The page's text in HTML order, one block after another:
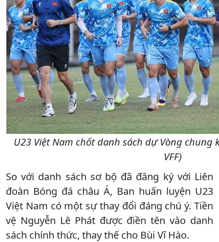
U23 Việt Nam chốt danh sách dự Vòng chung
VFF)
So với danh sách sơ bộ đã đăng ký với Liên
đoàn Bóng đá châu Á, Ban huấn luyện U23
Việt Nam có một sự thay đổi đáng chú ý. Tiền
vệ Nguyễn Lê Phát được điền tên vào danh
sách chính thức, thay thế cho Bùi Vĩ Hào.